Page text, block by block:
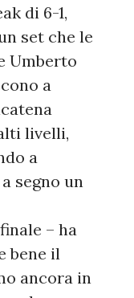
di 6-1,
set che le
Umberto
a
livelli,
a
segno un
– ha
bene il
ancora in